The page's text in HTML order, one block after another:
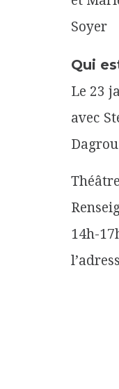
Soyer
Qui
Le 23
avec
Dagrou
14h-